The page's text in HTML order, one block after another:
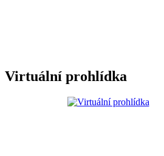
Virtuální prohlídka